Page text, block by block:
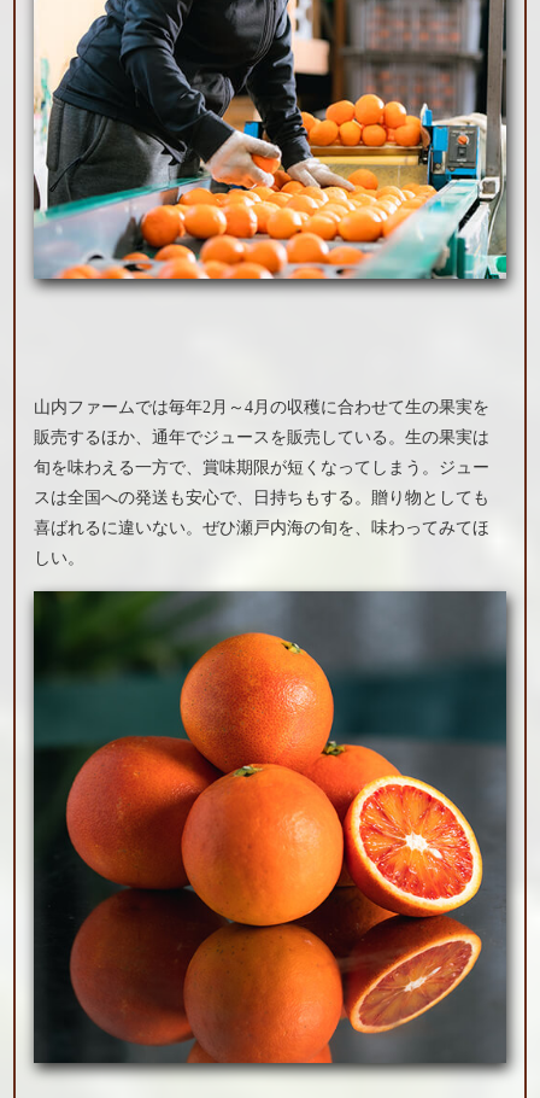
山内ファームでは毎年2月～4月の収穫に合わせて生の果実を
販売するほか、通年でジュースを販売している。生の果実は
旬を味わえる一方で、賞味期限が短くなってしまう。ジュー
スは全国への発送も安心で、日持ちもする。贈り物としても
喜ばれるに違いない。ぜひ瀬戸内海の旬を、味わってみてほ
しい。